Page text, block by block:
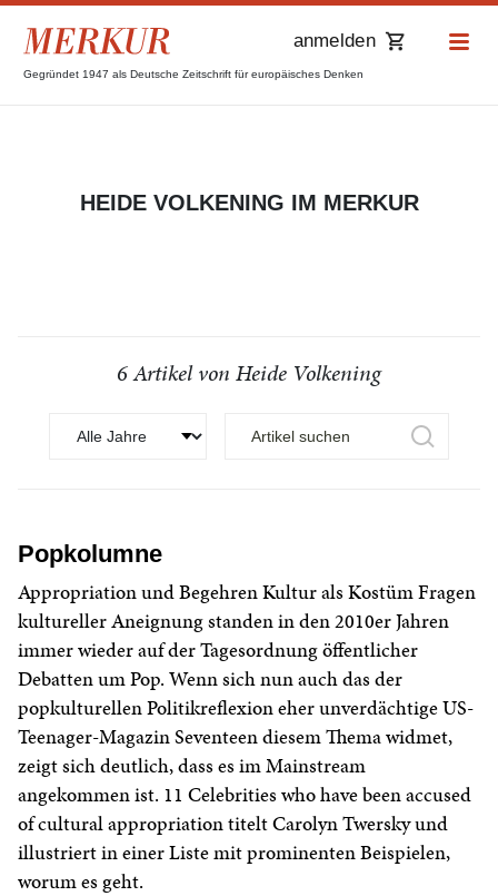
Gegründet 1947 als Deutsche Zeitschrift für europäisches Denken
anmelden
HEIDE VOLKENING IM MERKUR
6 Artikel von Heide Volkening
Popkolumne
Appropriation und Begehren Kultur als Kostüm Fragen
kultureller Aneignung standen in den 2010er Jahren
immer wieder auf der Tagesordnung öffentlicher
Debatten um Pop. Wenn sich nun auch das der
popkulturellen Politikreflexion eher unverdächtige US-
Teenager-Magazin Seventeen diesem Thema widmet,
zeigt sich deutlich, dass es im Mainstream
angekommen ist. 11 Celebrities who have been accused
of cultural appropriation titelt Carolyn Twersky und
illustriert in einer Liste mit prominenten Beispielen,
worum es geht.